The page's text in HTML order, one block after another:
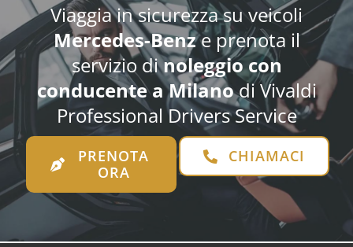
Viaggia in sicurezza su veicoli
Mercedes-Benze prenota il
servizio dinoleggio con
conducentea Milanodi Vivaldi
Professional Drivers Service
PRENOTA
ORA
CHIAMACI